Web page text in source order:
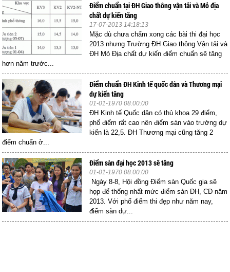
Điểm chuẩn tại ĐH Giao thông vận tải và Mỏ địa
chất dự kiến tăng
17-07-2013 14:18:13
Mặc dù chưa chấm xong các bài thi đại học
2013 nhưng Trường ĐH Giao thông Vận tải và
ĐH Mỏ Địa chất dự kiến điểm chuẩn sẽ tăng
hơn năm trước...
Điểm chuẩn ĐH Kinh tế quốc dân và Thương mại
dự kiến tăng
01-01-1970 08:00:00
ĐH Kinh tế Quốc dân có thủ khoa 29 điểm,
phổ điểm rất cao nên điểm sàn vào trường dự
kiến là 22,5. ĐH Thương mại cũng tăng 2
điểm chuẩn ở...
Điểm sàn đại học 2013 sẽ tăng
01-01-1970 08:00:00
Ngày 8-8, Hội đồng Điểm sàn Quốc gia sẽ
họp để thống nhất mức điểm sàn ĐH, CĐ năm
2013. Với phổ điểm thi đẹp như năm nay,
điểm sàn dự...